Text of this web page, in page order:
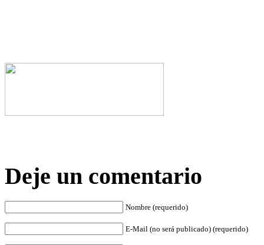
Deje un comentario
Nombre (requerido)
E-Mail (no será publicado) (requerido)